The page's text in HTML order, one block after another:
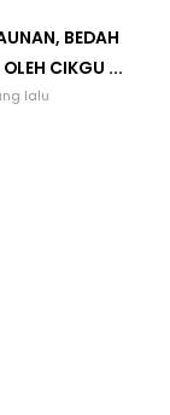
BEDAH
CIKGU ...
lalu